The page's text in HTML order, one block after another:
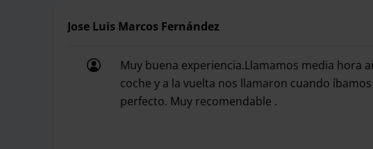
Jose Luis Marcos Fernández
Muy buena experiencia.Llamamos media hora
coche y a la vuelta nos llamaron cuando
perfecto. Muy recomendable .